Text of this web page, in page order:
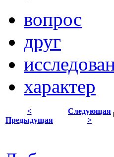
вопрос
друг
характер
<
Предыдущая
Следующая
>